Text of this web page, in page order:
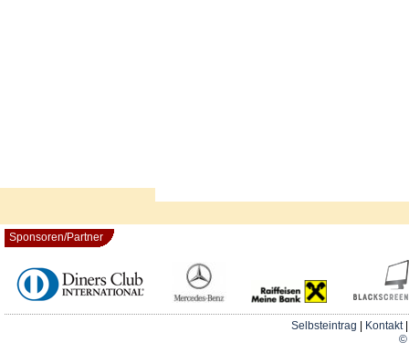
Sponsoren/Partner
Selbsteintrag Kontakt
©